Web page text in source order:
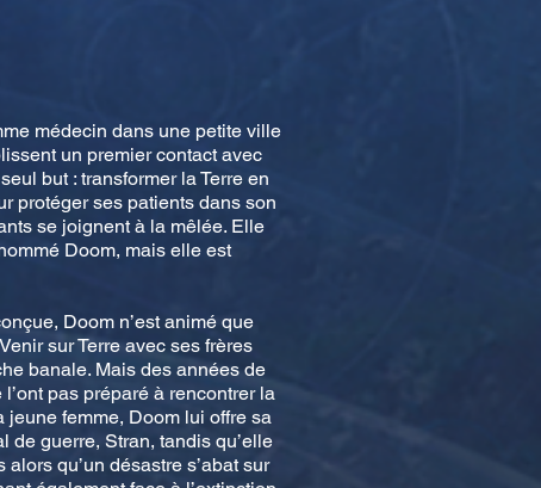
médecin dans une petite ville
un premier contact avec
but : transformer la Terre en
protéger ses patients dans son
se joignent à la mêlée. Elle
Doom, mais elle est
Doom n’est animé que
sur Terre avec ses frères
banale. Mais des années de
pas préparé à rencontrer la
femme, Doom lui offre sa
de guerre, Stran, tandis qu’elle
qu’un désastre s’abat sur